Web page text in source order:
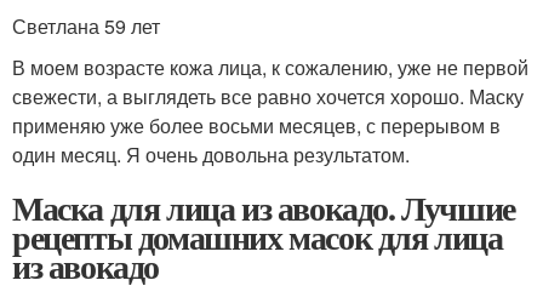
Светлана 59 лет
В моем возрасте кожа лица, к сожалению, уже не первой
свежести, а выглядеть все равно хочется хорошо. Маску
применяю уже более восьми месяцев, с перерывом в
один месяц. Я очень довольна результатом.
Маска для лица из авокадо. Лучшие
рецепты домашних масок для лица
из авокадо